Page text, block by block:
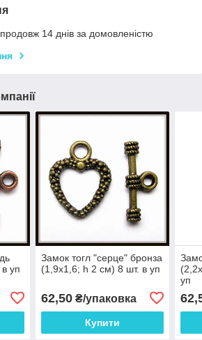
14 днів за домовленістю
уп
Замок тогл "серце" бронза
(1,9х1,6; h 2 см) 8 шт. в уп
62,50₴/упаковка
Купити
уп